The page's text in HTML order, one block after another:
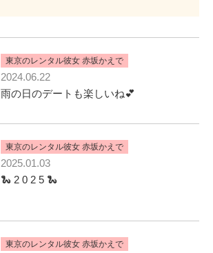
東京のレンタル彼女 赤坂かえで
2024.06.22
雨の日のデートも楽しいね💕︎
東京のレンタル彼女 赤坂かえで
2025.01.03
🐍 2 0 2 5 🐍
東京のレンタル彼女 赤坂かえで